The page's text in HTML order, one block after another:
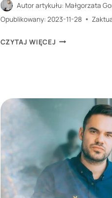
Autor artykułu: Małgorzata
Opublikowany: 2023-11-28
CZYTAJ WIĘCEJ NOWE
W
CO
SIĘ
ZMIENIŁO
OD